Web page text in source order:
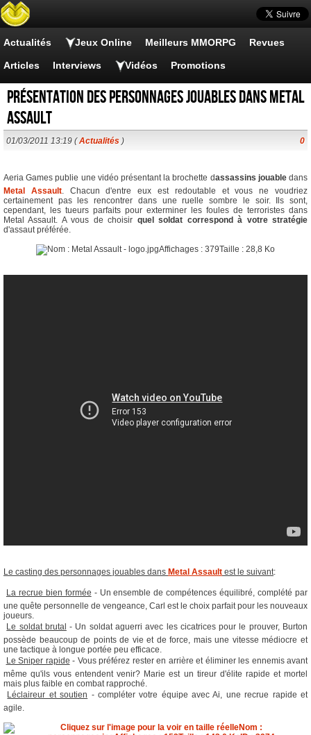
Actualités Jeux Online Meilleurs MMORPG Revues
Articles Interviews Vidéos Promotions
Présentation des personnages jouables dans Metal
Assault
01/03/2011 13:19 (Actualités ) 0
Aeria Games publie une vidéo présentant la brochette dassassins jouabledans
Metal Assault. Chacun d'entre eux est redoutable et vous ne voudriez
certainement pas les rencontrer dans une ruelle sombre le soir. Ils sont,
cependant, les tueurs parfaits pour exterminer les foules de terroristes dans
Metal Assault. A vous de choisir quel soldat correspond à votre stratégie
d'assaut préférée.
Le casting des personnages jouables dans Metal Assault est le suivant:
La recrue bien formée - Un ensemble de compétences équilibré, complété par
une quête personnelle de vengeance, Carl est le choix parfait pour les nouveaux
joueurs.
Le soldat brutal - Un soldat aguerri avec les cicatrices pour le prouver, Burton
possède beaucoup de points de vie et de force, mais une vitesse médiocre et
une tactique à longue portée peu efficace.
Le Sniper rapide - Vous préférez rester en arrière et éliminer les ennemis avant
même qu'ils vous entendent venir? Marie est un tireur d'élite rapide et mortel
mais plus faible en combat rapproché.
Léclaireur et soutien - compléter votre équipe avec Ai, une recrue rapide et
agile.